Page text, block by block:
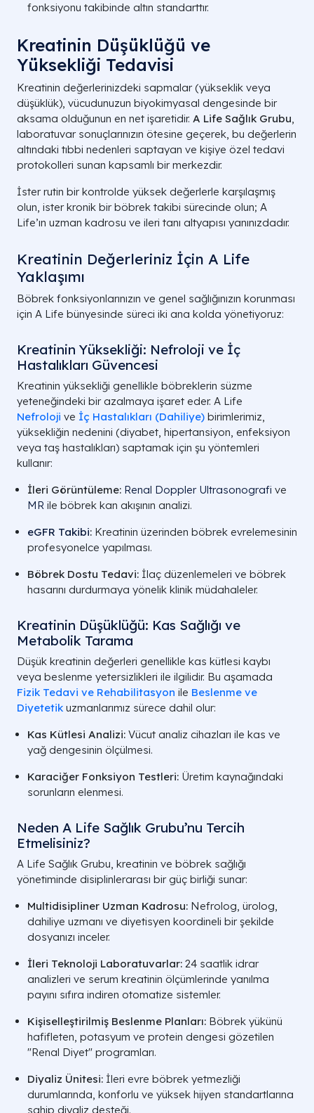
Kas Erimesi Üretim kaynağının azalması.
Hamilelik Artan süzme kapasitesi (GFR).
Karaciğer
Hastalığı
Sentez aşamasında bozulma.
Diyet
fonksiyonu takibinde altın standarttır.
Kreatinin Düşüklüğü ve
Yüksekliği Tedavisi
Kreatinin değerlerinizdeki sapmalar (yükseklik veya
düşüklük), vücudunuzun biyokimyasal dengesinde bir
aksama olduğunun en net işaretidir. A Life Sağlık Grubu,
laboratuvar sonuçlarınızın ötesine geçerek, bu değerlerin
altındaki tıbbi nedenleri saptayan ve kişiye özel tedavi
protokolleri sunan kapsamlı bir merkezdir.
İster rutin bir kontrolde yüksek değerlerle karşılaşmış
olun, ister kronik bir böbrek takibi sürecinde olun; A
Life’ın uzman kadrosu ve ileri tanı altyapısı yanınızdadır.
Kreatinin Değerleriniz İçin A Life
Yaklaşımı
Böbrek fonksiyonlarınızın ve genel sağlığınızın korunması
için A Life bünyesinde süreci iki ana kolda yönetiyoruz:
Kreatinin Yüksekliği: Nefroloji ve İç
Hastalıkları Güvencesi
Kreatinin yüksekliği genellikle böbreklerin süzme
yeteneğindeki bir azalmaya işaret eder. A Life
Nefroloji ve İç Hastalıkları (Dahiliye) birimlerimiz,
yüksekliğin nedenini (diyabet, hipertansiyon, enfeksiyon
veya taş hastalıkları) saptamak için şu yöntemleri
kullanır:
İleri Görüntüleme: Renal Doppler Ultrasonografi ve
MR ile böbrek kan akışının analizi.
eGFR Takibi: Kreatinin üzerinden böbrek evrelemesinin
profesyonelce yapılması.
Böbrek Dostu Tedavi: İlaç düzenlemeleri ve böbrek
hasarını durdurmaya yönelik klinik müdahaleler.
Kreatinin Düşüklüğü: Kas Sağlığı ve
Metabolik Tarama
Düşük kreatinin değerleri genellikle kas kütlesi kaybı
veya beslenme yetersizlikleri ile ilgilidir. Bu aşamada
Fizik Tedavi ve Rehabilitasyon ile Beslenme ve
Diyetetik uzmanlarımız sürece dahil olur:
Kas Kütlesi Analizi: Vücut analiz cihazları ile kas ve
yağ dengesinin ölçülmesi.
Karaciğer Fonksiyon Testleri: Üretim kaynağındaki
sorunların elenmesi.
Neden A Life Sağlık Grubu’nu Tercih
Etmelisiniz?
A Life Sağlık Grubu, kreatinin ve böbrek sağlığı
yönetiminde disiplinlerarası bir güç birliği sunar:
Multidisipliner Uzman Kadrosu: Nefrolog, ürolog,
dahiliye uzmanı ve diyetisyen koordineli bir şekilde
dosyanızı inceler.
İleri Teknoloji Laboratuvarlar: 24 saatlik idrar
analizleri ve serum kreatinin ölçümlerinde yanılma
payını sıfıra indiren otomatize sistemler.
Kişiselleştirilmiş Beslenme Planları: Böbrek yükünü
hafifleten, potasyum ve protein dengesi gözetilen
"Renal Diyet" programları.
Diyaliz Ünitesi: İleri evre böbrek yetmezliği
durumlarında, konforlu ve yüksek hijyen standartlarına
sahip diyaliz desteği.